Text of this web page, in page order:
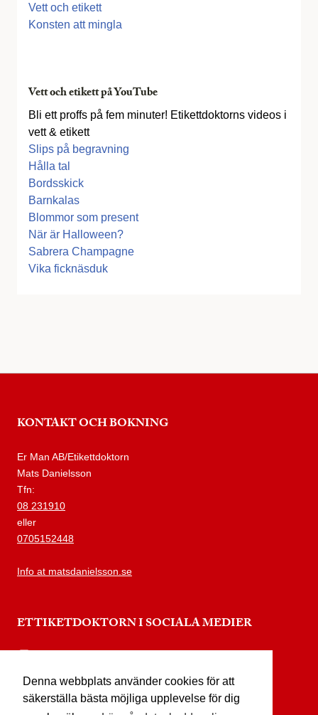
Denna webbplats använder cookies för att
säkerställa bästa möjliga upplevelse för dig
Vett och etikett
Konsten att mingla
Vett och etikett på YouTube
Bli ett proffs på fem minuter! Etikettdoktorns videos i
vett & etikett
Slips på begravning
Hålla tal
Bordsskick
Barnkalas
Blommor som present
När är Halloween?
Sabrera Champagne
Vika ficknäsduk
KONTAKT OCH BOKNING
Er Man AB/Etikettdoktorn
Mats Danielsson
Tfn:
08 231910
eller
0705152448
Info at matsdanielsson.se
ETTIKETDOKTORN I SOCIALA MEDIER
facebook.com/etikettdoktorn
youtube.com/etikettdoktorn